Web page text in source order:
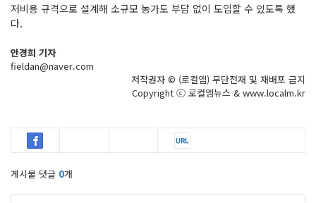
저비용 규격으로 설계해 소규모 농가도 부담 없이 도입할 수 있도록 했
다.
안경희 기자
fieldan@naver.com
저작권자 © (로컬엠) 무단전재 및 재배포 금지
Copyright ⓒ 로컬엠뉴스 & www.localm.kr
게시물 댓글 0개